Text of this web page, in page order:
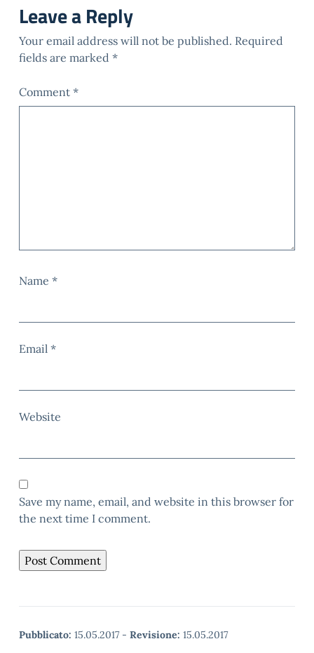
Leave a Reply
Your email address will not be published. Required
fields are marked *
Comment *
Name *
Email *
Website
Save my name, email, and website in this browser for
the next time I comment.
Pubblicato: 15.05.2017 - Revisione: 15.05.2017